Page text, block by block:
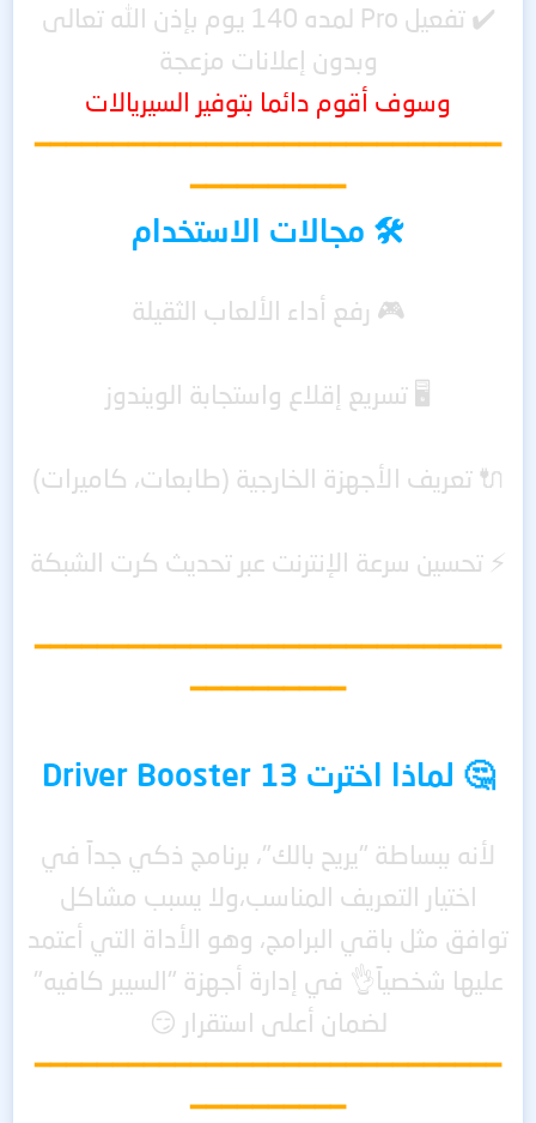
✔️ تفعيل Pro لمده 140 يوم بإذن الله تعالى
وبدون إعلانات مزعجة
وسوف أقوم دائما بتوفير السيريالات
━━━━━━━━━━━━━━━━━━━━━━━━━━━━━━
━━━━━━━━━━
🛠️ مجالات الاستخدام
🎮 رفع أداء الألعاب الثقيلة
🖥️ تسريع إقلاع واستجابة الويندوز
🔌 تعريف الأجهزة الخارجية (طابعات، كاميرات)
⚡ تحسين سرعة الإنترنت عبر تحديث كرت الشبكة
━━━━━━━━━━━━━━━━━━━━━━━━━━━━━━
━━━━━━━━━━
🤔 لماذا اخترت Driver Booster 13
لأنه ببساطة "يريح بالك"، برنامج ذكي جداً في
اختيار التعريف المناسب،ولا يسبب مشاكل
توافق مثل باقي البرامج، وهو الأداة التي أعتمد
عليها شخصياً👌 في إدارة أجهزة "السيبر كافيه"
لضمان أعلى استقرار 😏
━━━━━━━━━━━━━━━━━━━━━━━━━━━━━━
━━━━━━━━━━